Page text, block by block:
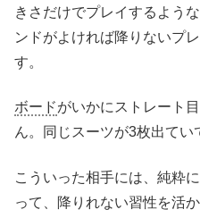
きさだけでプレイするよう
ンドがよければ降りないプ
す。
ボードがいかにストレート
ん。同じスーツが3枚出てい
こういった相手には、純粋
って、降りれない習性を活